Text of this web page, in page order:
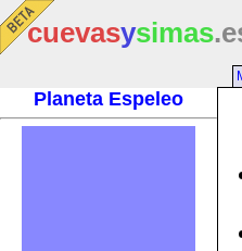
cuevasysimas
Planeta Espeleo